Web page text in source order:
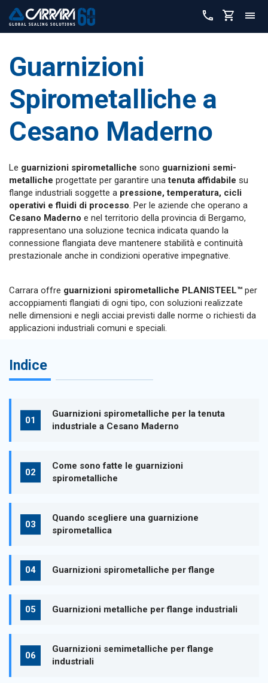
Guarnizioni
Spirometalliche a
Cesano Maderno
Le guarnizioni spirometalliche sono guarnizioni semi-
metalliche progettate per garantire unatenuta affidabile su
flange industriali soggette a pressione, temperatura, cicli
operativi e fluidi di processo . Per le aziende che operano a
Cesano Maderno e nel territorio della provincia di Bergamo,
rappresentano una soluzione tecnica indicata quando la
connessione flangiata deve mantenere stabilità e continuità
prestazionale anche in condizioni operative impegnative.
Carrara offre guarnizioni spirometalliche PLANISTEEL™ per
accoppiamenti flangiati di ogni tipo, con soluzioni realizzate
nelle dimensioni e negli acciai previsti dalle norme o richiesti da
applicazioni industriali comuni e speciali.
Indice
Guarnizioni spirometalliche per la tenuta
industriale a Cesano Maderno
Come sono fatte le guarnizioni
spirometalliche
Quando scegliere una guarnizione
spirometallica
Guarnizioni spirometalliche per flange
Guarnizioni metalliche per flange industriali
Guarnizioni semimetalliche per flange
industriali